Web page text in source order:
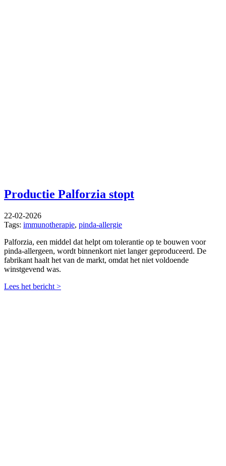
Productie Palforzia stopt
22-02-2026
Tags: immunotherapie, pinda-allergie
Palforzia, een middel dat helpt om tolerantie op te bouwen voor
pinda-allergeen, wordt binnenkort niet langer geproduceerd. De
fabrikant haalt het van de markt, omdat het niet voldoende
winstgevend was.
Lees het bericht >